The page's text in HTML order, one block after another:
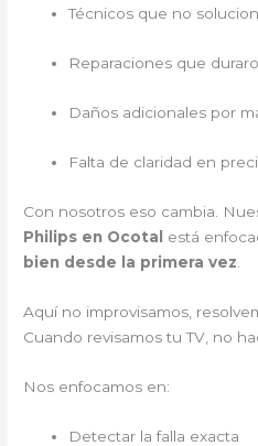
Técnicos que no
Reparaciones que
Daños adicionales por
Falta de claridad en
Con nosotros eso cambia.
Philips en Ocotal está
bien desde la primera vez
Aquí no improvisamos,
Cuando revisamos tu TV, no
Nos enfocamos en:
Detectar la falla exacta